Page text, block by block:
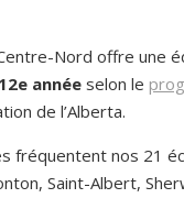
Nord offre une
année selon le
de l’Alberta.
fréquentent nos 21
Saint-Albert,